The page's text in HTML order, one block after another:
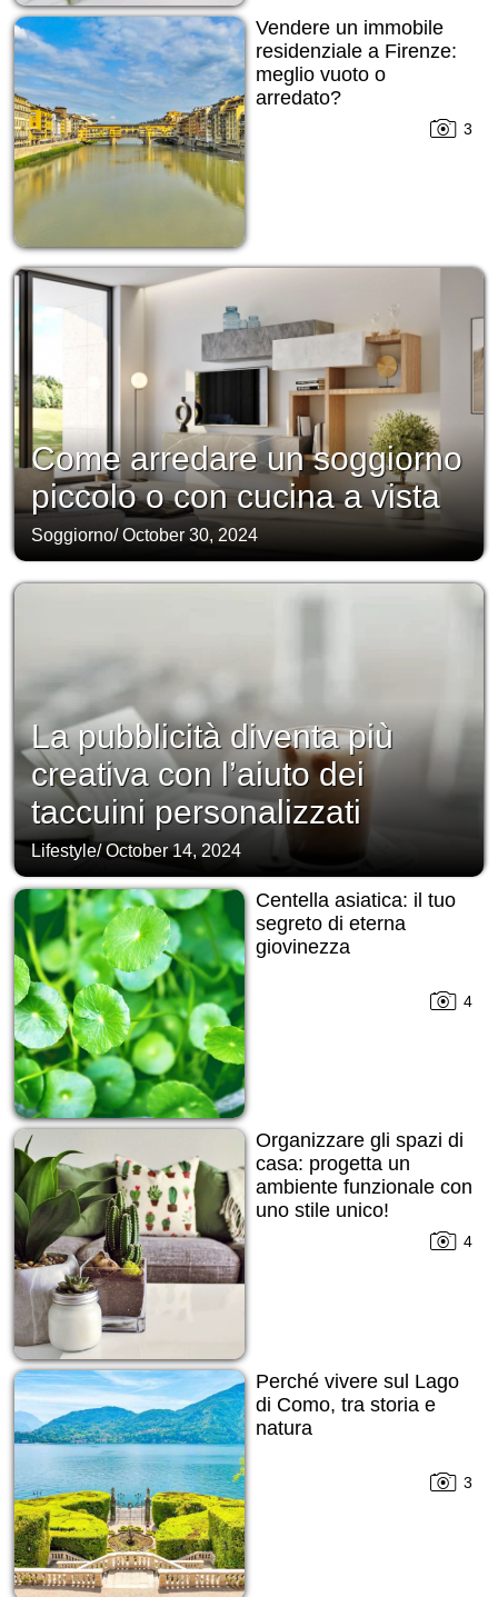
Vendere un immobile
residenziale a Firenze:
meglio vuoto o
arredato?
3
Come arredare un soggiorno
piccolo o con cucina a vista
Soggiorno/October 30, 2024
La pubblicità diventa più
creativa con l’aiuto dei
taccuini personalizzati
Lifestyle/October 14, 2024
Centella asiatica: il tuo
segreto di eterna
giovinezza
4
Organizzare gli spazi di
casa: progetta un
ambiente funzionale con
uno stile unico!
4
Perché vivere sul Lago
di Como, tra storia e
natura
3